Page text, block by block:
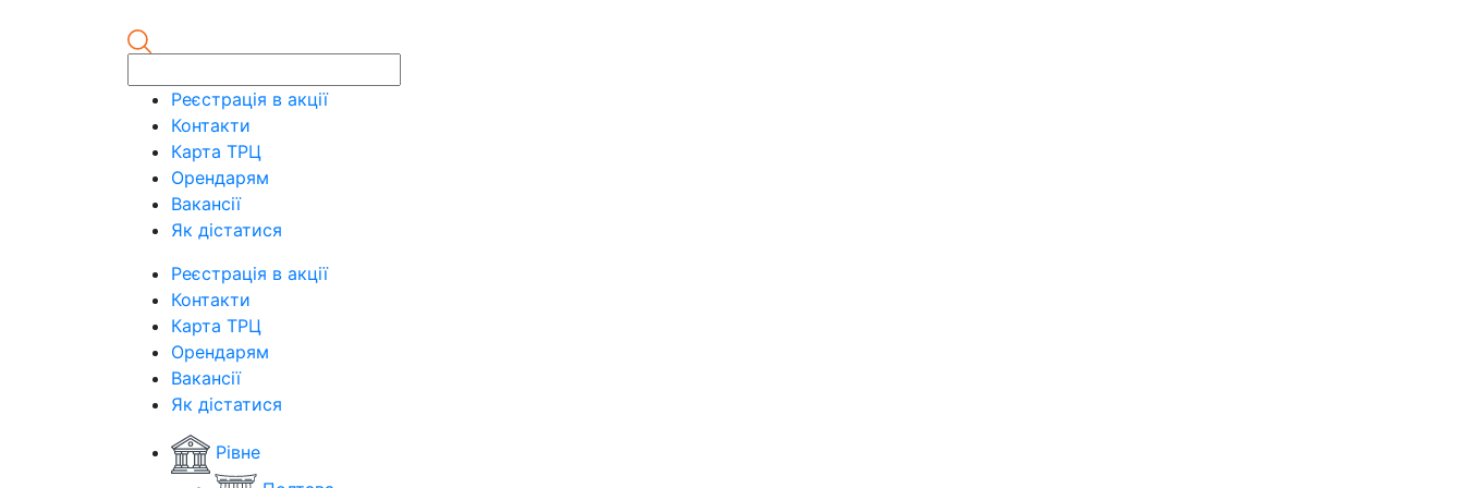
Реєстрація в акції
Контакти
Карта ТРЦ
Орендарям
Вакансії
Як дістатися
Реєстрація в акції
Контакти
Карта ТРЦ
Орендарям
Вакансії
Як дістатися
Рівне